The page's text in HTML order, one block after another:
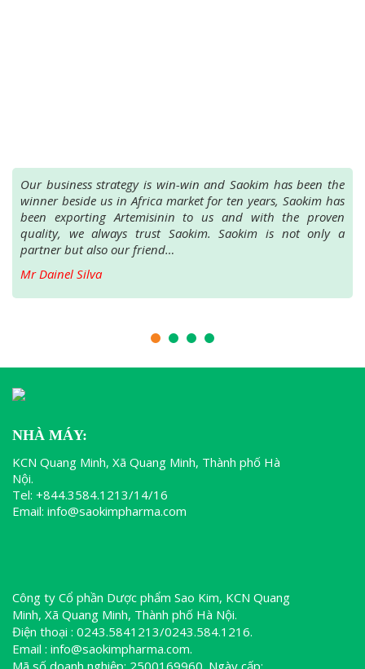
Our business strategy is win-win and Saokim has been the
winner beside us in Africa market for ten years, Saokim has
been exporting Artemisinin to us and with the proven
quality, we always trust Saokim. Saokim is not only a
partner but also our friend…
Mr Dainel Silva
NHÀ MÁY:
KCN Quang Minh, Xã Quang Minh, Thành phố Hà
Nội.
Tel: +844.3584.1213/14/16
Email: info@saokimpharma.com
Công ty Cổ phần Dược phẩm Sao Kim, KCN Quang
Minh, Xã Quang Minh, Thành phố Hà Nội.
Điện thoại : 0243.5841213/0243.584.1216.
Email : info@saokimpharma.com.
Mã số doanh nghiệp: 2500169960. Ngày cấp: